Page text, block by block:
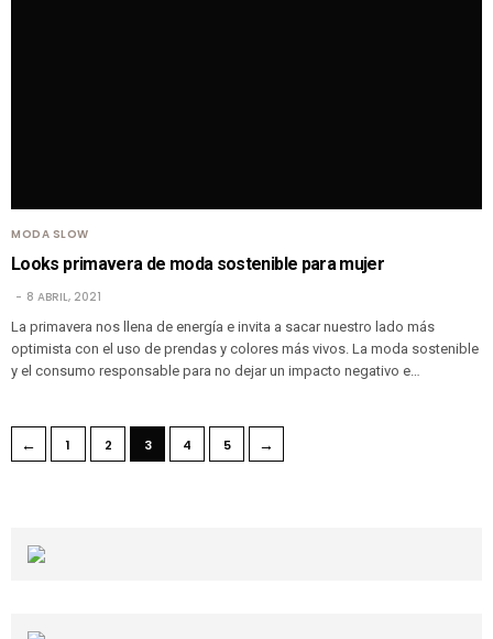
MODA SLOW
Looks primavera de moda sostenible para mujer
8 ABRIL, 2021
La primavera nos llena de energía e invita a sacar nuestro lado más
optimista con el uso de prendas y colores más vivos. La moda sostenible
y el consumo responsable para no dejar un impacto negativo e…
← 1 2 3 4 5 →